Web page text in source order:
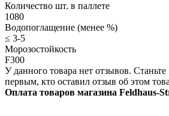
Количество шт. в паллете
1080
Водопоглащение (менее %)
≤ 3-5
Морозостойкость
F300
У данного товара нет отзывов. Станьте
первым, кто оставил отзыв об этом
Оплата товаров магазина Feldhaus-